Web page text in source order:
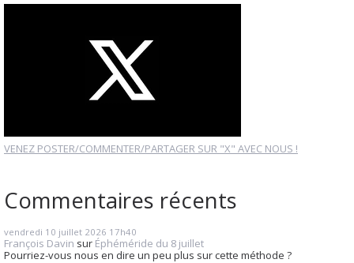
VENEZ POSTER/COMMENTER/PARTAGER SUR "X" AVEC NOUS !
Commentaires récents
vendredi 10 juillet 2026 17h40
François Davin sur Éphéméride du 8 juillet
Pourriez-vous nous en dire un peu plus sur cette méthode ?